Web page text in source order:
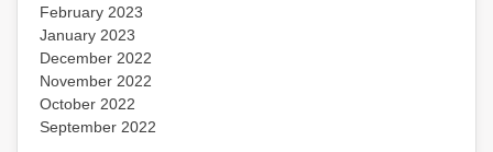
February 2023
January 2023
December 2022
November 2022
October 2022
September 2022